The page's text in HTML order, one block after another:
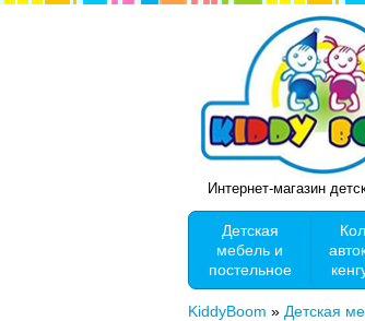
Интернет-магазин
Детская
мебель и
постельное
KiddyBoom » Детская